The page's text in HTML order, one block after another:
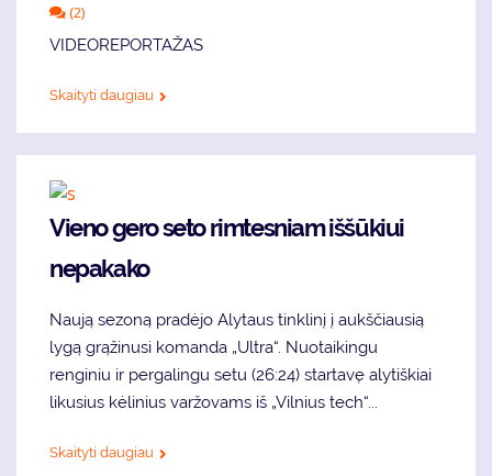
(2)
VIDEOREPORTAŽAS
Skaityti daugiau
Vieno gero seto rimtesniam iššūkiui
nepakako
Naują sezoną pradėjo Alytaus tinklinį į aukščiausią
lygą grąžinusi komanda „Ultra“. Nuotaikingu
renginiu ir pergalingu setu (26:24) startavę alytiškiai
likusius kėlinius varžovams iš „Vilnius tech“...
Skaityti daugiau